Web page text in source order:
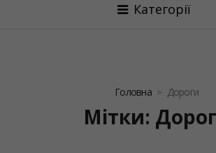
Категорії
Головна Дороги
Мітки: